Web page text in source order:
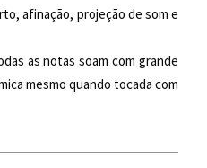
afinação, projeção de som e
as notas soam com grande
mesmo quando tocada com